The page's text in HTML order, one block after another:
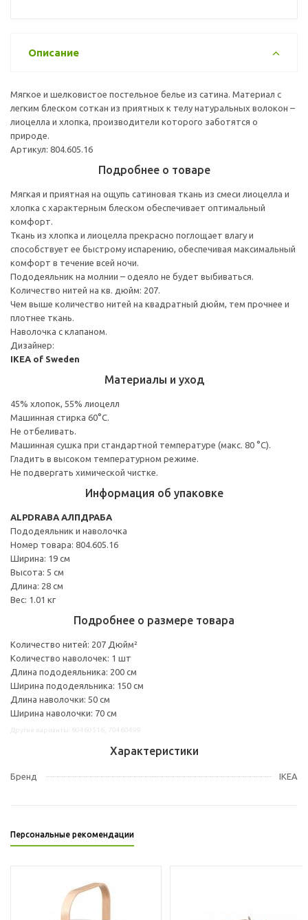
Описание
Мягкое и шелковистое постельное белье из сатина. Материал с
легким блеском соткан из приятных к телу натуральных волокон –
лиоцелла и хлопка, производители которого заботятся о
природе.
Артикул: 804.605.16
Подробнее о товаре
Мягкая и приятная на ощупь сатиновая ткань из смеси лиоцелла и
хлопка с характерным блеском обеспечивает оптимальный
комфорт.
Ткань из хлопка и лиоцелла прекрасно поглощает влагу и
способствует ее быстрому испарению, обеспечивая максимальный
комфорт в течение всей ночи.
Пододеяльник на молнии – одеяло не будет выбиваться.
Количество нитей на кв. дюйм: 207.
Чем выше количество нитей на квадратный дюйм, тем прочнее и
плотнее ткань.
Наволочка с клапаном.
Дизайнер:
IKEA of Sweden
Материалы и уход
45% хлопок, 55% лиоцелл
Машинная стирка 60°С.
Не отбеливать.
Машинная сушка при стандартной температуре (макс. 80 °C).
Гладить в высоком температурном режиме.
Не подвергать химической чистке.
Информация об упаковке
ALPDRABA АЛПДРАБА
Пододеяльник и наволочка
Номер товара: 804.605.16
Ширина: 19 см
Высота: 5 см
Длина: 28 см
Вес: 1.01 кг
Подробнее о размере товара
Количество нитей: 207 Дюйм²
Количество наволочек: 1 шт
Длина пододеяльника: 200 см
Ширина пододеяльника: 150 см
Длина наволочки: 50 см
Ширина наволочки: 70 см
Характеристики
Бренд IKEA
Персональные рекомендации